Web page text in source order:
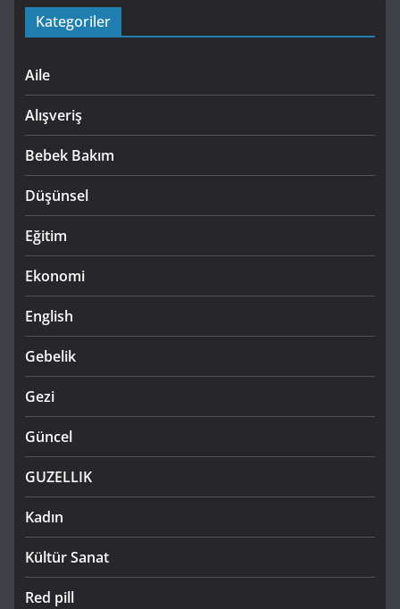
Kategoriler
Aile
Alışveriş
Bebek Bakım
Düşünsel
Eğitim
Ekonomi
English
Gebelik
Gezi
Güncel
GUZELLIK
Kadın
Kültür Sanat
Red pill